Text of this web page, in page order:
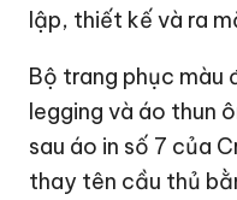
lập, thiết kế và ra
Bộ trang phục màu
legging và áo thun
sau áo in số 7 của
thay tên cầu thủ